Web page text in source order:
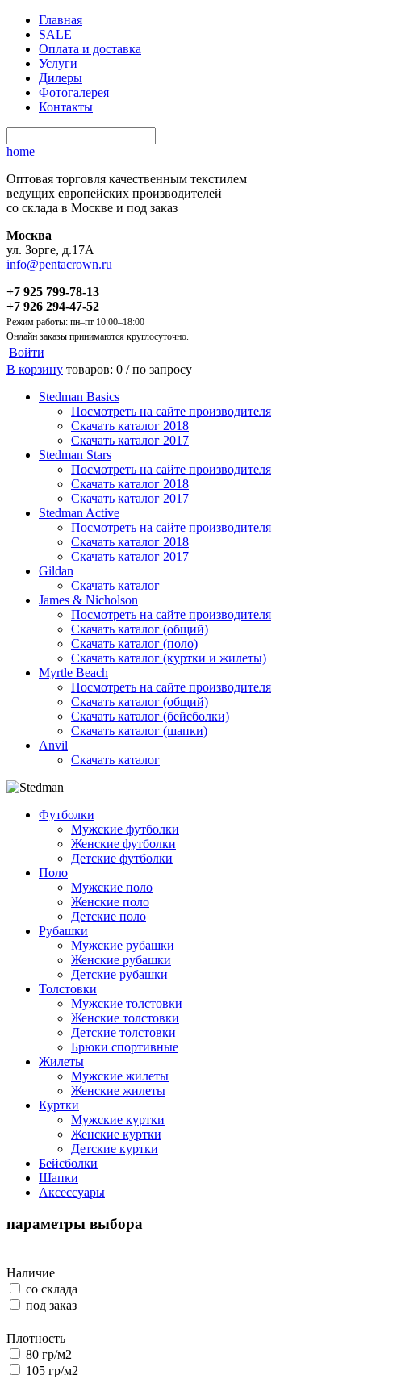
Главная
SALE
Оплата и доставка
Услуги
Дилеры
Фотогалерея
Контакты
home
Оптовая торговля качественным текстилем
ведущих европейских производителей
со склада в Москве и под заказ
Москва
ул. Зорге, д.17А
info@pentacrown.ru
+7 925 799-78-13
+7 926 294-47-52
Режим работы: пн–пт 10:00–18:00
Онлайн заказы принимаются круглосуточно.
Войти
В корзину товаров: 0 /по запросу
Stedman Basics
Посмотреть на сайте производителя
Скачать каталог 2018
Скачать каталог 2017
Stedman Stars
Посмотреть на сайте производителя
Скачать каталог 2018
Скачать каталог 2017
Stedman Active
Посмотреть на сайте производителя
Скачать каталог 2018
Скачать каталог 2017
Gildan
Скачать каталог
James & Nicholson
Посмотреть на сайте производителя
Скачать каталог (общий)
Скачать каталог (поло)
Скачать каталог (куртки и жилеты)
Myrtle Beach
Посмотреть на сайте производителя
Скачать каталог (общий)
Скачать каталог (бейсболки)
Скачать каталог (шапки)
Anvil
Скачать каталог
Футболки
Мужские футболки
Женские футболки
Детские футболки
Поло
Мужские поло
Женские поло
Детские поло
Рубашки
Мужские рубашки
Женские рубашки
Детские рубашки
Толстовки
Мужские толстовки
Женские толстовки
Детские толстовки
Брюки спортивные
Жилеты
Мужские жилеты
Женские жилеты
Куртки
Мужские куртки
Женские куртки
Детские куртки
Бейсболки
Шапки
Аксессуары
параметры выбора
Наличие
со склада
под заказ
Плотность
80 гр/м2
105 гр/м2